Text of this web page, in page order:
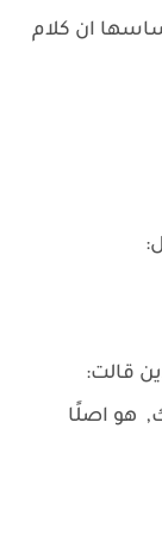
ان كلام
قالت:
هو اصلًا